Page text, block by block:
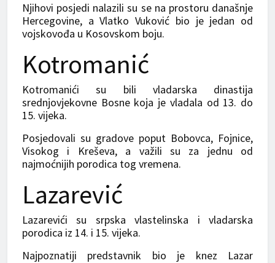
Njihovi posjedi nalazili su se na prostoru današnje
Hercegovine, a Vlatko Vuković bio je jedan od
vojskovođa u Kosovskom boju.
Kotromanić
Kotromanići su bili vladarska dinastija
srednjovjekovne Bosne koja je vladala od 13. do
15. vijeka.
Posjedovali su gradove poput Bobovca, Fojnice,
Visokog i Kreševa, a važili su za jednu od
najmoćnijih porodica tog vremena.
Lazarević
Lazarevići su srpska vlastelinska i vladarska
porodica iz 14. i 15. vijeka.
Najpoznatiji predstavnik bio je knez Lazar